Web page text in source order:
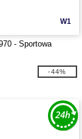
W1
- Sportowa
-44%